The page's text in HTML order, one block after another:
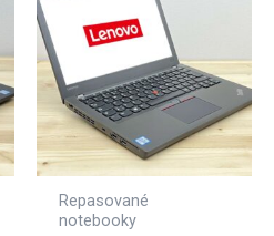
Repasované
notebooky